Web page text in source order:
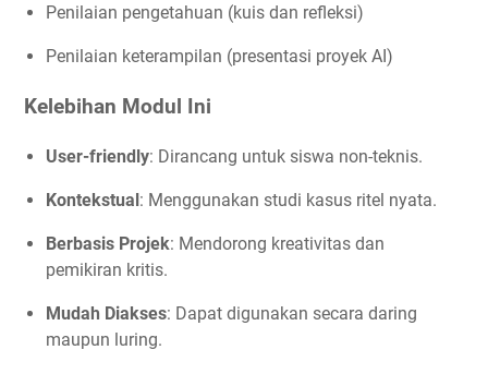
Penilaian pengetahuan (kuis dan refleksi)
Penilaian keterampilan (presentasi proyek AI)
Kelebihan Modul Ini
User-friendly: Dirancang untuk siswa non-teknis.
Kontekstual: Menggunakan studi kasus ritel nyata.
Berbasis Projek: Mendorong kreativitas dan
pemikiran kritis.
Mudah Diakses: Dapat digunakan secara daring
maupun luring.